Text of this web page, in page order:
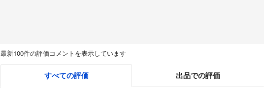
最新100件の評価コメントを表示しています
すべての評価 出品での評価